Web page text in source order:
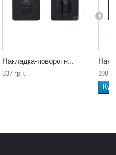
Накладка-поворотн...
337 грн.
198